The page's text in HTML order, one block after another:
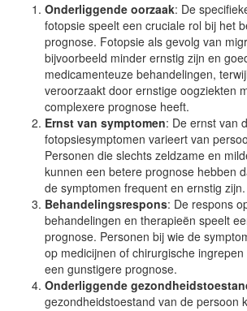
Onderliggende oorzaak: De
fotopsie speelt een cruciale rol bij het
prognose. Fotopsie als gevolg van
bijvoorbeeld minder ernstig zijn en
medicamenteuze behandelingen,
veroorzaakt door ernstige oogziekten
complexere prognose heeft.
Ernst van symptomen: De ernst van
fotopsiesymptomen varieert van
Personen die slechts zeldzame en
kunnen een betere prognose hebben
de symptomen frequent en ernstig zijn.
Behandelingsrespons: De respons
behandelingen en therapieën speelt
prognose. Personen bij wie de
op medicijnen of chirurgische
een gunstigere prognose.
Onderliggende
gezondheidstoestand van de persoon